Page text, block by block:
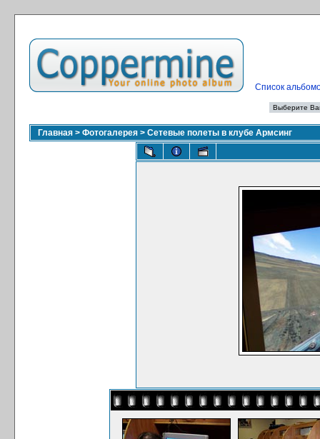
Список
Главная > Фотогалерея > Сетевые полеты в клубе Армсинг